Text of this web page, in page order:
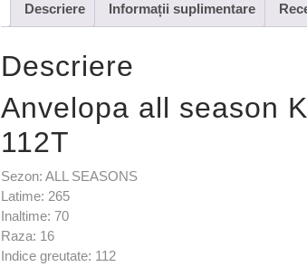
Descriere Informații suplimentare
Descriere
Anvelopa all season
112T
Sezon: ALL SEASONS
Latime: 265
Inaltime: 70
Raza: 16
Indice greutate: 112